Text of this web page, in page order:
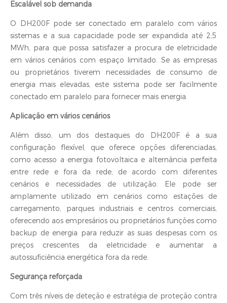
Escalável sob demanda
O DH200F pode ser conectado em paralelo com vários
sistemas e a sua capacidade pode ser expandida até 2,5
MWh, para que possa satisfazer a procura de eletricidade
em vários cenários com espaço limitado. Se as empresas
ou proprietários tiverem necessidades de consumo de
energia mais elevadas, este sistema pode ser facilmente
conectado em paralelo para fornecer mais energia.
Aplicação em vários cenários
Além disso, um dos destaques do DH200F é a sua
configuração flexível, que oferece opções diferenciadas,
como acesso a energia fotovoltaica e alternância perfeita
entre rede e fora da rede, de acordo com diferentes
cenários e necessidades de utilização. Ele pode ser
amplamente utilizado em cenários como estações de
carregamento, parques industriais e centros comerciais,
oferecendo aos empresários ou proprietários funções como
backup de energia para reduzir as suas despesas com os
preços crescentes da eletricidade e aumentar a
autossuficiência energética fora da rede.
Segurança reforçada
Com três níveis de deteção e estratégia de proteção contra